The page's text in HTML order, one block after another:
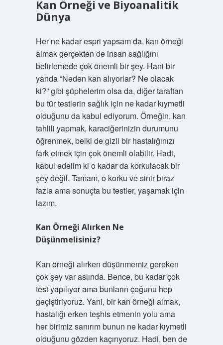
Kan Örneği ve Biyoanalitik
Dünya
Her ne kadar espri yapsam da, kan örneği
almak gerçekten de insan sağlığını
belirlemede çok önemli bir şey. Hani bir
yanda “Neden kan alıyorlar? Ne olacak
ki?” gibi şüphelerim olsa da, diğer taraftan
bu tür testlerin sağlık için ne kadar kıymetli
olduğunu da kabul ediyorum. Örneğin, kan
tahlili yapmak, karaciğerinizin durumunu
öğrenmek, belki de gizli bir hastalığınızı
fark etmek için çok önemli olabilir. Hadi,
kabul edelim ki o kadar da korkulacak bir
şey değil. Tamam, o korku ve sinir biraz
fazla ama sonuçta bu testler, yaşamak için
lazım.
Kan Örneği Alırken Ne
Düşünmelisiniz?
Kan örneği alırken düşünmemiz gereken
çok şey var aslında. Bence, bu kadar çok
test yapılıyor ama bunların çoğunu hep
geçiştiriyoruz. Yani, bir kan örneği almak,
hastalığı erken teşhis etmenin yolu ama
her birimiz sanırım bunun ne kadar kıymetli
olduğunu gözden kaçırıyoruz. Hadi, ben de